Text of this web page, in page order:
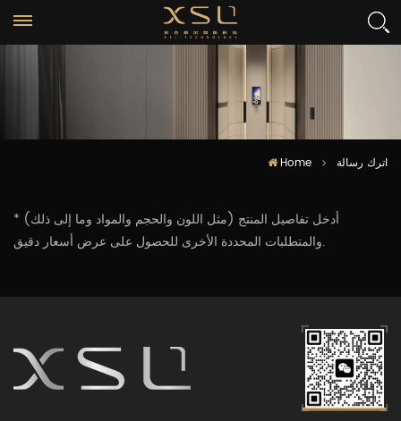
Home اترك رسالة
* أدخل تفاصيل المنتج (مثل اللون والحجم والمواد وما إلى ذلك)
والمتطلبات المحددة الأخرى للحصول على عرض أسعار دقيق.